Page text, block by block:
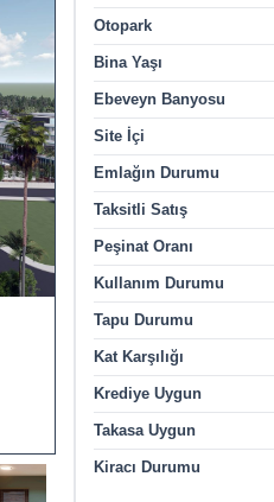
Otopark
Bina Yaşı
Ebeveyn Banyosu
Site İçi
Emlağın Durumu
Taksitli Satış
Peşinat Oranı
Kullanım Durumu
Tapu Durumu
Kat Karşılığı
Krediye Uygun
Takasa Uygun
Kiracı Durumu